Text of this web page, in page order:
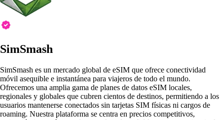
SimSmash
SimSmash es un mercado global de eSIM que ofrece conectividad
móvil asequible e instantánea para viajeros de todo el mundo.
Ofrecemos una amplia gama de planes de datos eSIM locales,
regionales y globales que cubren cientos de destinos, permitiendo a los
usuarios mantenerse conectados sin tarjetas SIM físicas ni cargos de
roaming. Nuestra plataforma se centra en precios competitivos,